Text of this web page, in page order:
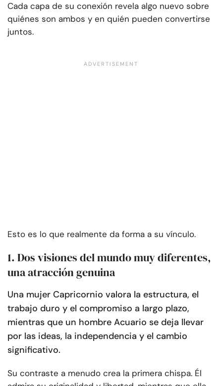
Cada capa de su conexión revela algo nuevo sobre
quiénes son ambos y en quién pueden convertirse
juntos.
Esto es lo que realmente da forma a su vínculo.
1. Dos visiones del mundo muy diferentes,
una atracción genuina
Una mujer Capricornio valora la estructura, el
trabajo duro y el compromiso a largo plazo,
mientras que un hombre Acuario se deja llevar
por las ideas, la independencia y el cambio
significativo.
Su contraste a menudo crea la primera chispa. Él